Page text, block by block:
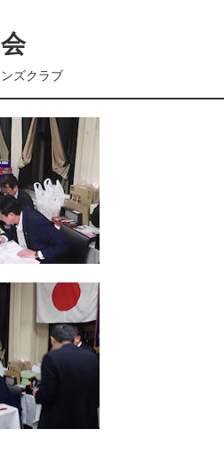
ズクラブ